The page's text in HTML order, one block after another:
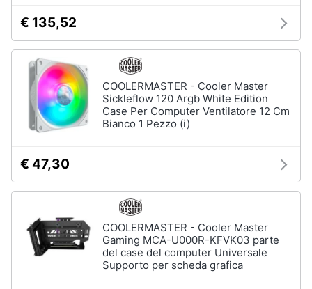
€ 135,52
COOLERMASTER - Cooler Master
Sickleflow 120 Argb White Edition
Case Per Computer Ventilatore 12 Cm
Bianco 1 Pezzo (i)
€ 47,30
COOLERMASTER - Cooler Master
Gaming MCA-U000R-KFVK03 parte
del case del computer Universale
Supporto per scheda grafica